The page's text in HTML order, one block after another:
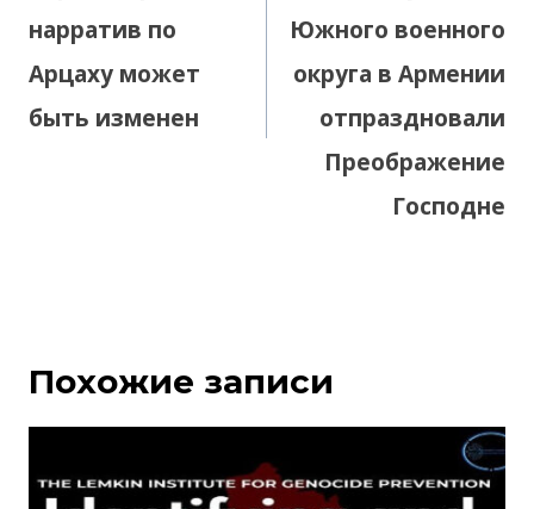
нарратив по
Арцаху может
быть изменен
Южного военного
округа в Армении
отпраздновали
Преображение
Господне
Похожие записи